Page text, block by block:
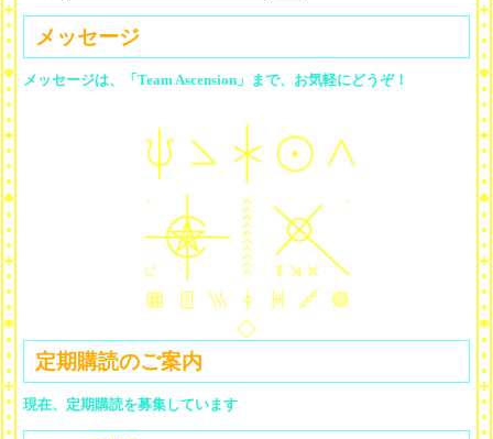
メッセージ
メッセージは、「Team Ascension」まで、お気軽にどうぞ！
定期購読のご案内
現在、定期購読を募集しています